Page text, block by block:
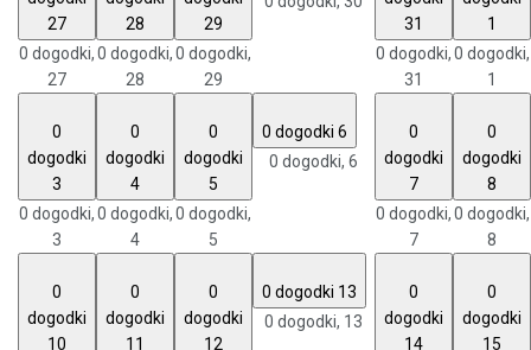
27
0 dogodki,
27
28
0 dogodki,
28
29
0 dogodki,
29
31
0 dogodki,
31
1
0 dogodki,
1
0
dogodki
3
0 dogodki,
3
0
dogodki
4
0 dogodki,
4
0
dogodki
5
0 dogodki,
5
0 dogodki 6
0 dogodki, 6
0
dogodki
7
0 dogodki,
7
0
dogodki
8
0 dogodki,
8
0
dogodki
10
0
dogodki
11
0
dogodki
12
0 dogodki 13
0 dogodki, 13
0
dogodki
14
0
dogodki
15